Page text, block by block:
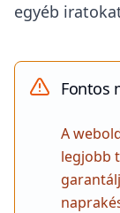
egyéb
Fontos
A
legjobb